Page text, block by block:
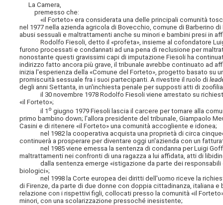
La Camera,
premesso che:
«il Forteto» era considerata una delle principali comunità
nel 1977 nella azienda agricola di Bovecchio, comune di Barberino
abusi sessuali e maltrattamenti anche su minori e bambini presi in
Rodolfo Fiesoli, detto il «profeta», insieme al cofondatore Luigi
furono processati e condannati ad una pena di reclusione per
nonostante questi gravissimi capi di imputazione Fiesoli ha
indirizzo fatto ancora più grave, il tribunale avrebbe continuato ad
inizia l'esperienza della «Comune del Forteto», progetto basato su
promiscuità sessuale fra i suoi partecipanti. A rivestire il ruolo di
degli anni Settanta, in un'inchiesta penale per supposti atti di
il 30 novembre 1978 Rodolfo Fiesoli viene arrestato su
«il Forteto»;
il 1 o giugno 1979 Fiesoli lascia il carcere per tornare alla
primo bambino down; l'allora presidente del tribunale, Giampaolo
Casini e di ritenere «il Forteto» una comunità accogliente e idonea;
nel 1982 la cooperativa acquista una proprietà di circa
continuerà a prosperare per diventare oggi un'azienda con un
nel 1985 viene emessa la sentenza di condanna per Luigi
maltrattamenti nei confronti di una ragazza a lui affidata, atti di
dalla sentenza emerge «istigazione da parte dei responsabili
biologici»;
nel 1998 la Corte europea dei diritti dell'uomo riceve la
di Firenze, da parte di due donne con doppia cittadinanza, italiana
relazione con i rispettivi figli, collocati presso la comunità «il
minori, con una scolarizzazione pressoché inesistente;